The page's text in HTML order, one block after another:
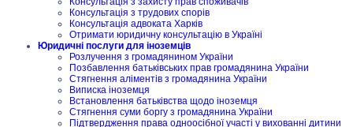
Консультація з трудових спорів
Консультація адвоката Харків
Отримати юридичну консультацію в Україні
Юридичні послуги для іноземців
Розлучення з громадянином України
Позбавлення батьківських прав громадянина України
Стягнення аліментів з громадянина України
Виписка іноземця
Встановлення батьківства щодо іноземця
Стягнення суми боргу з громадянина України
Підтвердження права одноосібної участі у вихованні дитини